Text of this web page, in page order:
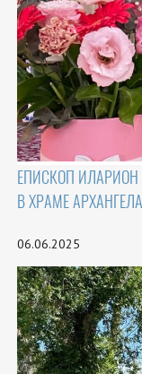
ЕПИСКОП
В ХРАМЕ
06.06.2025